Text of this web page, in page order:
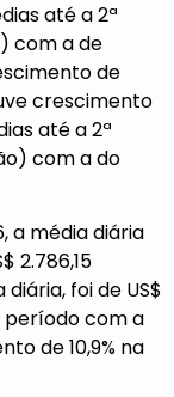
até a 2ª
com a de
de
crescimento
até a 2ª
com a do
a média diária
2.786,15
foi de US$
período com a
de 10,9% na